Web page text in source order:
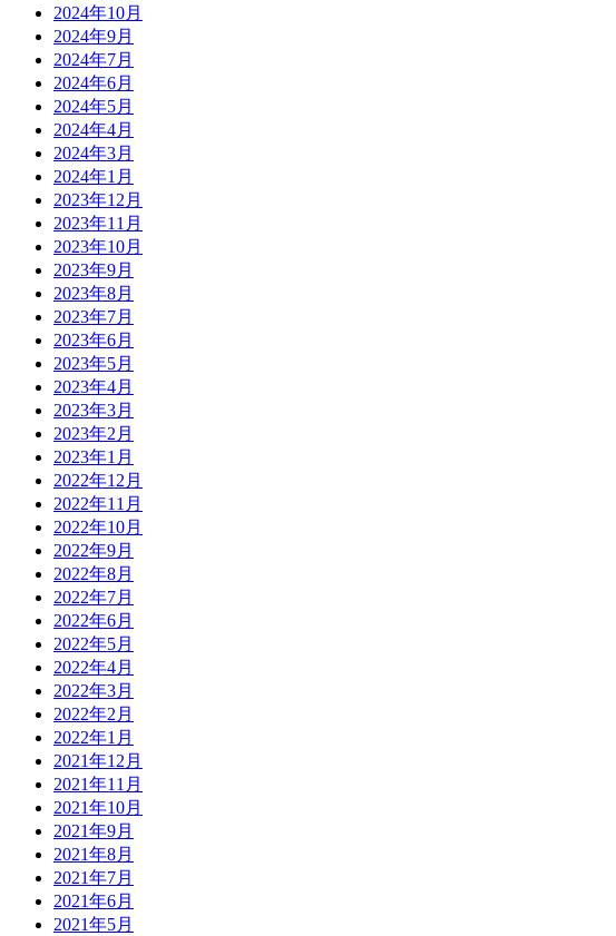
2024年10月
2024年9月
2024年7月
2024年6月
2024年5月
2024年4月
2024年3月
2024年1月
2023年12月
2023年11月
2023年10月
2023年9月
2023年8月
2023年7月
2023年6月
2023年5月
2023年4月
2023年3月
2023年2月
2023年1月
2022年12月
2022年11月
2022年10月
2022年9月
2022年8月
2022年7月
2022年6月
2022年5月
2022年4月
2022年3月
2022年2月
2022年1月
2021年12月
2021年11月
2021年10月
2021年9月
2021年8月
2021年7月
2021年6月
2021年5月